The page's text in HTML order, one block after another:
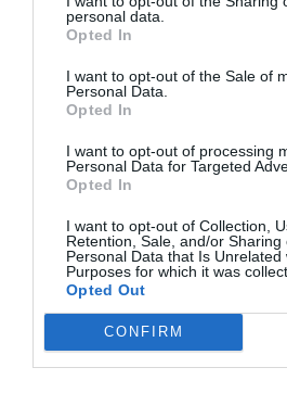
personal data.
Opted In
I want to opt-out of the Sale of
Personal Data.
Opted In
I want to opt-out of processing
Personal Data for Targeted
Opted In
I want to opt-out of Collection,
Retention, Sale, and/or Sharing
Personal Data that Is Unrelated
Purposes for which it was
Opted Out
CONFIRM
Mantente informado con las
ACTIVAR AHORA
TE PUEDE INTERESAR...
en México
El difícil reto de
Ecuador